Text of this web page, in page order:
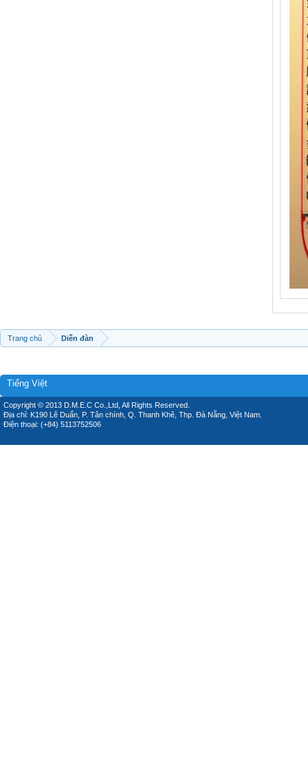
Trang chủ Diễn đàn
Tiếng Việt
Copyright © 2013 D.M.E.C Co.,Ltd, All Rights Reserved.
Địa chỉ: K190 Lê Duẩn, P. Tân chính, Q. Thanh Khê, Thp. Đà Nẵng, Việt Nam.
Điện thoại: (+84) 5113752506